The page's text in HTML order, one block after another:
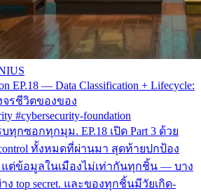
EP.18 — Data Classification + Lifecycle:
จรชีวิตของของ
#cybersecurity-foundation
ทุกซอกทุกมุม. EP.18 เปิด Part 3 ด้วย
ทั้งหมดที่ผ่านมา สุดท้ายปกป้อง
ต่ข้อมูลในเมืองไม่เท่ากันทุกชิ้น — บาง
ง top secret. และของทุกชิ้นมีวัยเกิด-